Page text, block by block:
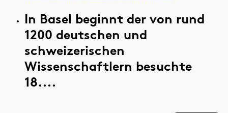
In Basel beginnt der von rund
1200 deutschen und
schweizerischen
Wissenschaftlern besuchte
18....